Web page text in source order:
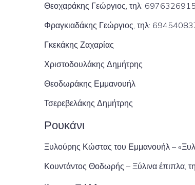
Θεοχαράκης Γεώργιος, τηλ: 6976326915
Φραγκιαδάκης Γεώργιος, τηλ:
Γκεκάκης Ζαχαρίας
Χριστοδουλάκης Δημήτρης
Θεοδωράκης Εμμανουήλ
Τσερεβελάκης Δημήτρης
Ρουκάνι
Ξυλούρης Κώστας του Εμμανουήλ –
Κουντάντος Θοδωρής – Ξύλινα έπιπλα,